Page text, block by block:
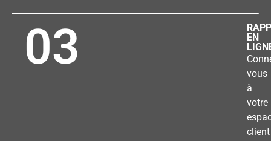
03
EN
vous
à
votre
client